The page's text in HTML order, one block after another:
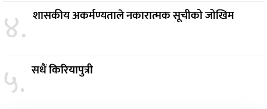
४. शासकीय अकर्मण्यताले नकारात्मक सूचीको जोखिम
५. सधैं किरियापुत्री